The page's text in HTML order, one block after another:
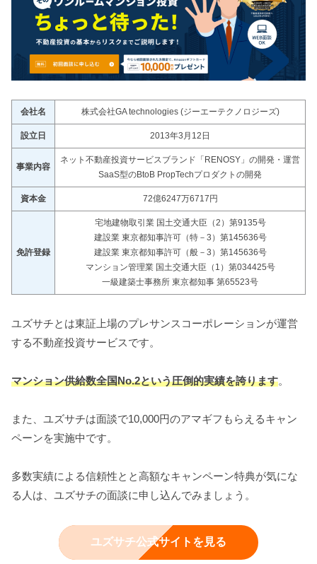
会社名 株式会社GA technologies (ジーエーテクノロジーズ)
設立日 2013年3月12日
事業内容
ネット不動産投資サービスブランド「RENOSY」の開発・運営
SaaS型のBtoB PropTechプロダクトの開発
資本金 72億6247万6717円
免許登録
宅地建物取引業 国土交通大臣（2）第9135号
建設業 東京都知事許可（特－3）第145636号
建設業 東京都知事許可（般－3）第145636号
マンション管理業 国土交通大臣（1）第034425号
一級建築士事務所 東京都知事 第65523号
ユズサチとは東証上場のプレサンスコーポレーションが運営
する不動産投資サービスです。
マンション供給数全国No.2という圧倒的実績を誇ります。
また、ユズサチは面談で10,000円のアマギフもらえるキャン
ペーンを実施中です。
多数実績による信頼性とと高額なキャンペーン特典が気にな
る人は、ユズサチの面談に申し込んでみましょう。
ユズサチ公式サイトを見る